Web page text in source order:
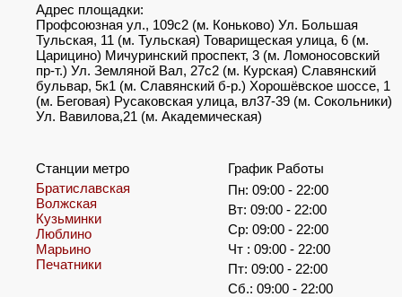
Адрес площадки:
Профсоюзная ул., 109с2 (м. Коньково) Ул. Большая
Тульская, 11 (м. Тульская) Товарищеская улица, 6 (м.
Царицино) Мичуринский проспект, 3 (м. Ломоносовский
пр-т.) Ул. Земляной Вал, 27с2 (м. Курская) Славянский
бульвар, 5к1 (м. Славянский б-р.) Хорошёвское шоссе, 1
(м. Беговая) Русаковская улица, вл37-39 (м. Сокольники)
Ул. Вавилова,21 (м. Академическая)
Станции метро
Братиславская
Волжская
Кузьминки
Люблино
Марьино
Печатники
График Работы
Пн: 09:00 - 22:00
Вт: 09:00 - 22:00
Ср: 09:00 - 22:00
Чт : 09:00 - 22:00
Пт: 09:00 - 22:00
Сб.: 09:00 - 22:00